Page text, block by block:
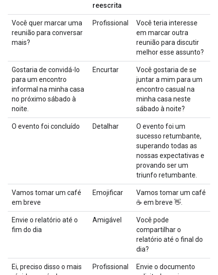
reescrita
Você quer marcar uma
reunião para conversar
mais?
Profissional
Você teria interesse
em marcar outra
reunião para discutir
melhor esse assunto?
Gostaria de convidá-lo
para um encontro
informal na minha casa
no próximo sábado à
noite.
Encurtar
Você gostaria de se
juntar a mim para um
encontro casual na
minha casa neste
sábado à noite?
O evento foi concluído Detalhar
O evento foi um
sucesso retumbante,
superando todas as
nossas expectativas e
provando ser um
triunfo retumbante.
Vamos tomar um café
em breve
Emojificar
Vamos tomar um café
☕ em breve 👋.
Envie o relatório até o
fim do dia
Amigável
Você pode
compartilhar o
relatório até o final do
dia?
Ei, preciso disso o mais
Profissional
Envie o documento